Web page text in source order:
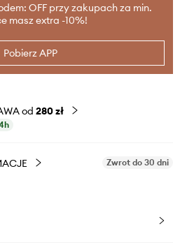
OFF przy zakupach za min.
masz extra -10%!
Pobierz APP
od 280 zł
Zwrot do 30 dni